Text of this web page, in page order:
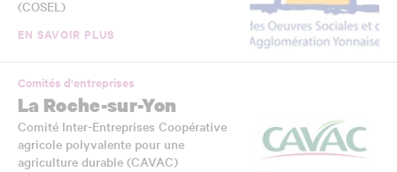
(COSEL)
EN SAVOIR PLUS
Comités d'entreprises
La Roche-sur-Yon
Comité Inter-Entreprises Coopérative
agricole polyvalente pour une
agriculture durable (CAVAC)